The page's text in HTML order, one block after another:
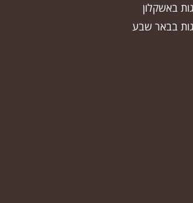
באשקלון
בבאר שבע